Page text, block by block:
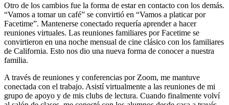
Otro de los cambios fue la forma de estar en contacto con los demás.
“Vamos a tomar un café” se convirtió en “Vamos a platicar por
Facetime”. Mantenerse conectado requería aprender a hacer
reuniones virtuales. Las reuniones familiares por Facetime se
convirtieron en una noche mensual de cine clásico con los familiares
de California. Esto nos dio una nueva forma de conocer a nuestra
familia.
A través de reuniones y conferencias por Zoom, me mantuve
conectada con el trabajo. Asistí virtualmente a las reuniones de mi
grupo de apoyo y de mis clubs de lectura. Cuando finalmente volví